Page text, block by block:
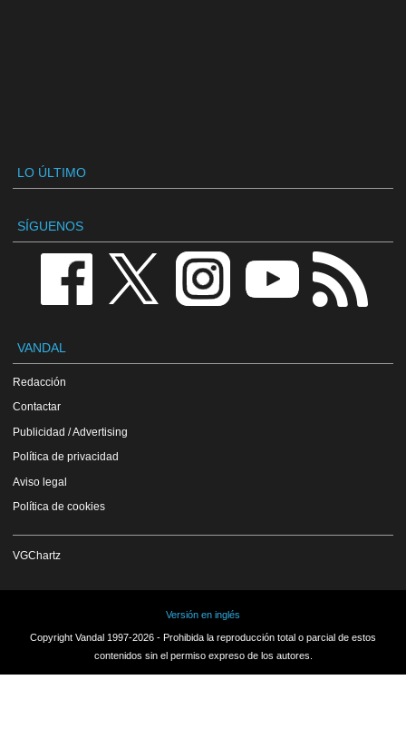
LO ÚLTIMO
SÍGUENOS
VANDAL
Redacción
Contactar
Publicidad / Advertising
Política de privacidad
Aviso legal
Política de cookies
VGChartz
Versión en inglés
Copyright Vandal 1997-2026 - Prohibida la reproducción total o parcial de estos
contenidos sin el permiso expreso de los autores.